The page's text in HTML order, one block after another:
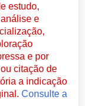
estudo,
e
e por
citação de
a indicação
Consulte a